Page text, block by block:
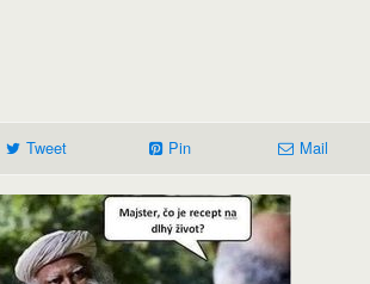
Tweet Pin Mail